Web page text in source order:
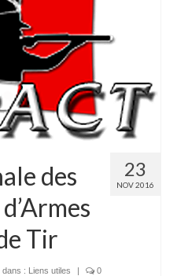
23
NOV 2016
des
Tir
dans : Liens utiles | 0